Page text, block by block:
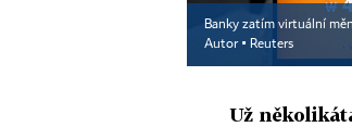
Banky zatím virtuální
Autor ▪ Reuters
Už